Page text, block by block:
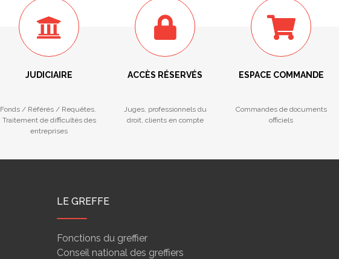
JUDICIAIRE
Fonds / Référés / Requêtes.
Traitement de difficultés des
entreprises
ACCÈS RÉSERVÉS
Juges, professionnels du
droit, clients en compte
ESPACE COMMANDE
Commandes de documents
officiels
LE GREFFE
Fonctions du greffier
Conseil national des greffiers